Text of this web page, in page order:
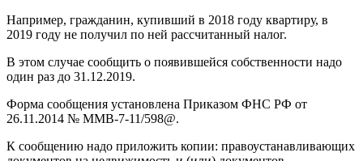
Например, гражданин, купивший в 2018 году квартиру, в
2019 году не получил по ней рассчитанный налог.
В этом случае сообщить о появившейся собственности надо
один раз до 31.12.2019.
Форма сообщения установлена Приказом ФНС РФ от
26.11.2014 № ММВ-7-11/598@.
К сообщению надо приложить копии: правоустанавливающих